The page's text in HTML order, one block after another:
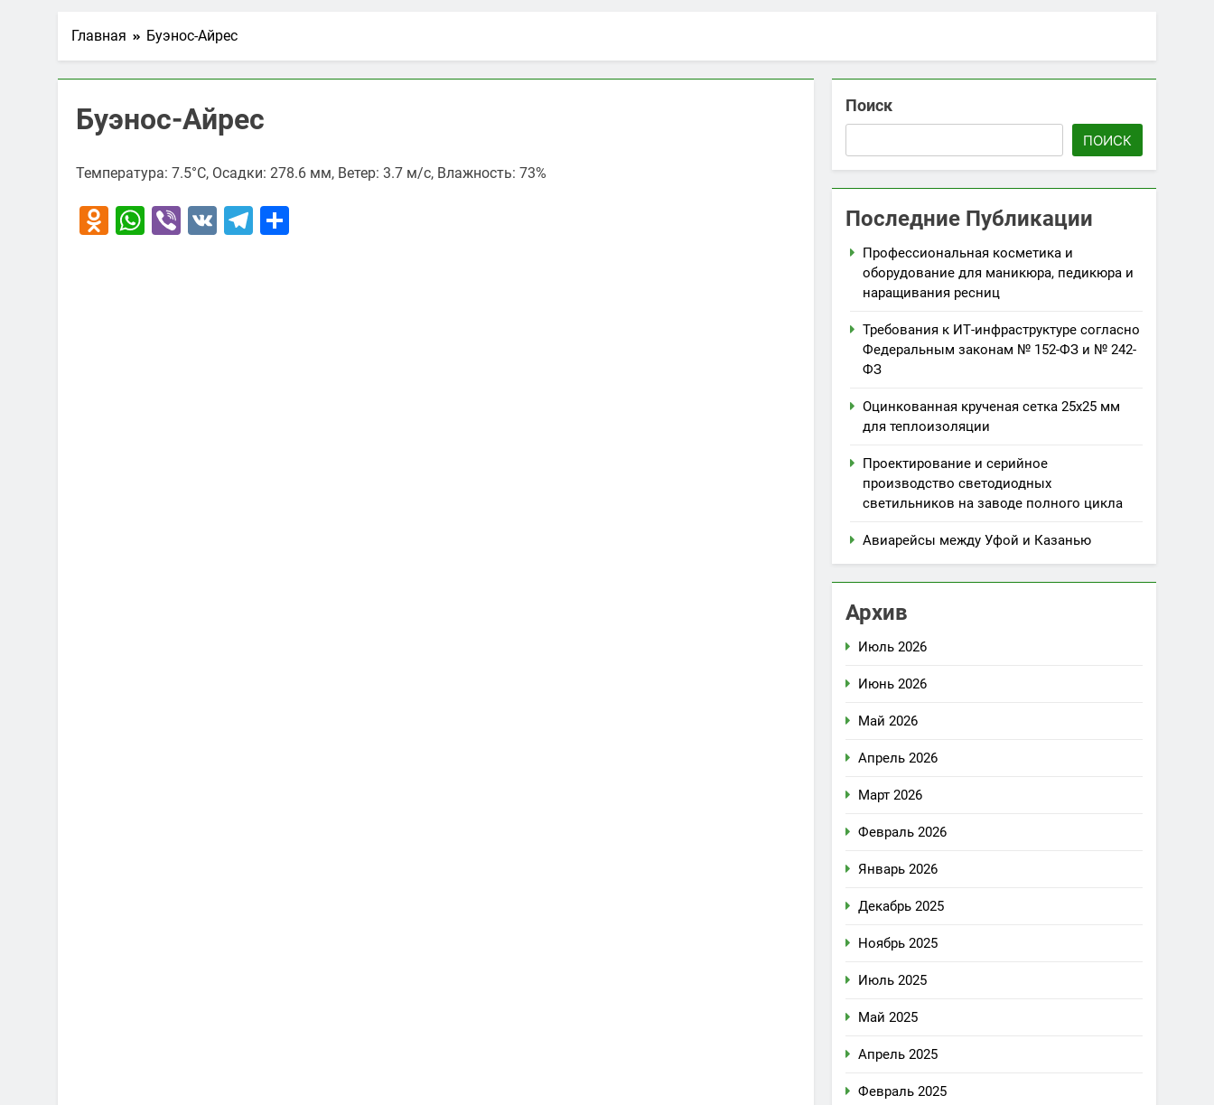
Главная Буэнос-Айрес
Буэнос-Айрес
Температура: 7.5°C, Осадки: 278.6 мм, Ветер: 3.7 м/с, Влажность: 73%
Odnoklassniki
WhatsApp
Viber
VK Telegram
Поиск
ПОИСК
Последние Публикации
Профессиональная косметика и
оборудование для маникюра, педикюра и
наращивания ресниц
Требования к ИТ-инфраструктуре согласно
Федеральным законам № 152-ФЗ и № 242-
ФЗ
Оцинкованная крученая сетка 25х25 мм
для теплоизоляции
Проектирование и серийное
производство светодиодных
светильников на заводе полного цикла
Авиарейсы между Уфой и Казанью
Архив
Июль 2026
Июнь 2026
Май 2026
Апрель 2026
Март 2026
Февраль 2026
Январь 2026
Декабрь 2025
Ноябрь 2025
Июль 2025
Май 2025
Апрель 2025
Февраль 2025